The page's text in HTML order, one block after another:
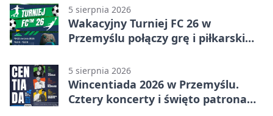
5 sierpnia 2026
Wakacyjny Turniej FC 26 w
Przemyślu połączy grę i piłkarski
5 sierpnia 2026
Wincentiada 2026 w Przemyślu.
Cztery koncerty i święto patrona